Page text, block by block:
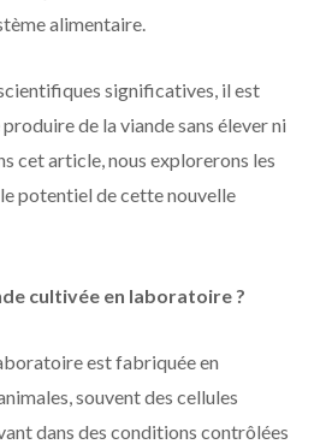
alimentaire.
significatives, il est
de la viande sans élever ni
cet article, nous explorerons les
potentiel de cette nouvelle
cultivée en laboratoire ?
est fabriquée en
souvent des cellules
dans des conditions contrôlées